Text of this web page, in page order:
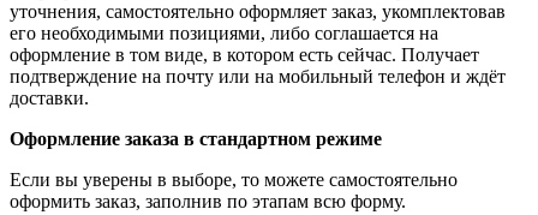
уточнения, самостоятельно оформляет заказ, укомплектовав
его необходимыми позициями, либо соглашается на
оформление в том виде, в котором есть сейчас. Получает
подтверждение на почту или на мобильный телефон и ждёт
доставки.
Оформление заказа в стандартном режиме
Если вы уверены в выборе, то можете самостоятельно
оформить заказ, заполнив по этапам всю форму.